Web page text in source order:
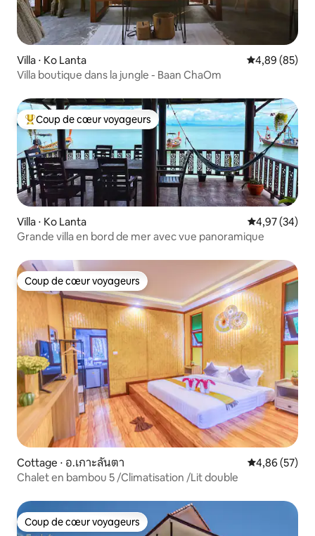
Villa ⋅ Ko Lanta Évaluation
4,89 (85)
Villa boutique dans la jungle - Baan ChaOm
Coups de cœur voyageurs les plus appréciés
Coup de cœur voyageurs
Villa ⋅ Ko Lanta Évaluation
4,97 (34)
Grande villa en bord de mer avec vue panoramique
Coup de cœur voyageurs
Coup de cœur voyageurs
Cottage ⋅ อ.เกาะลันตา Évaluation
4,86 (57)
Chalet en bambou 5 /Climatisation /Lit double
Coup de cœur voyageurs
Coup de cœur voyageurs